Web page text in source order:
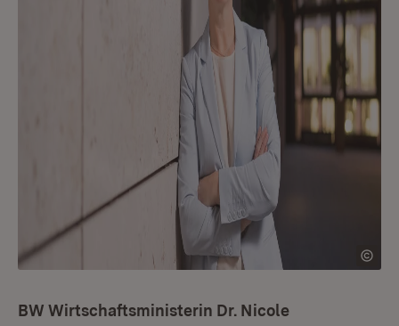
BW Wirtschaftsministerin Dr. Nicole